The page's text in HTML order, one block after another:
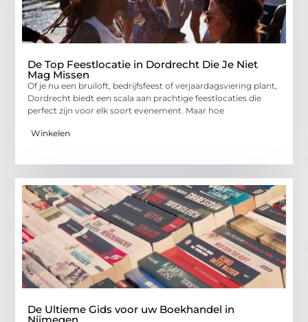
De Top Feestlocatie in Dordrecht Die Je Niet
Mag Missen
Of je nu een bruiloft, bedrijfsfeest of verjaardagsviering plant,
Dordrecht biedt een scala aan prachtige feestlocaties die
perfect zijn voor elk soort evenement. Maar hoe
Winkelen
De Ultieme Gids voor uw Boekhandel in
Nijmegen